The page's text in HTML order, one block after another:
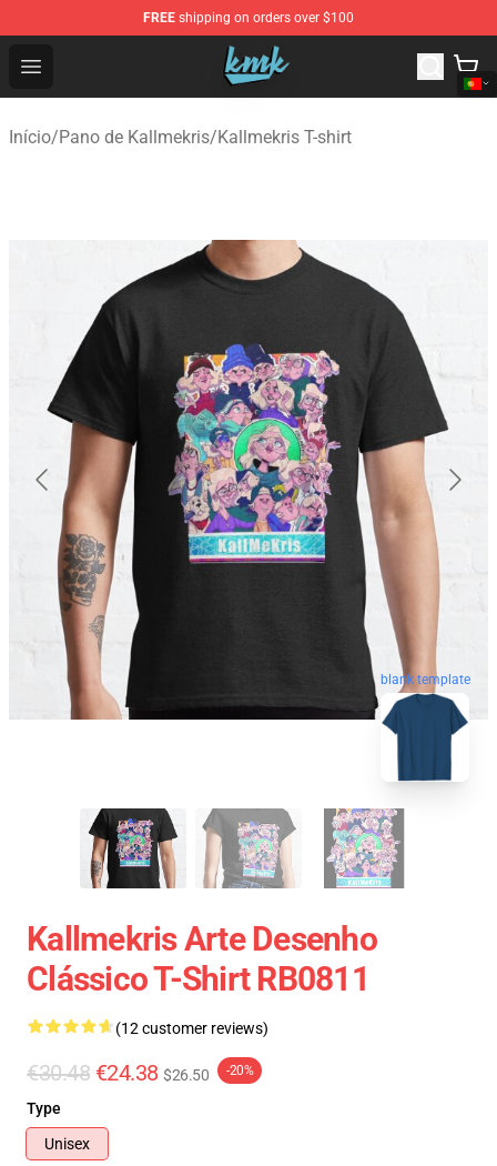
FREE shipping on orders over $100
Open menu
KallMeKris Store - Official KallMeKris Merchandise Shop
Início/Pano de Kallmekris/Kallmekris T-shirt
blank template
Kallmekris Arte Desenho
Clássico T-Shirt RB0811
(12 customer reviews)
€30.48 €24.38 $26.50 -20%
Type
Unisex